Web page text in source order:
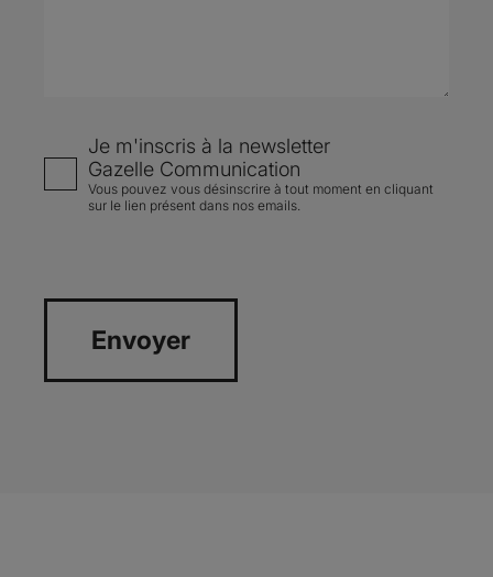
Je m'inscris à la newsletter
Gazelle Communication